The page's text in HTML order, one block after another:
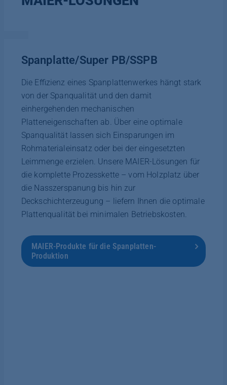
Spanplatte/Super PB/SSPB
Die Effizienz eines Spanplattenwerkes hängt stark
von der Spanqualität und den damit
einhergehenden mechanischen
Platteneigenschaften ab. Über eine optimale
Spanqualität lassen sich Einsparungen im
Rohmaterialeinsatz oder bei der eingesetzten
Leimmenge erzielen. Unsere MAIER-Lösungen für
die komplette Prozesskette – vom Holzplatz über
die Nasszerspanung bis hin zur
Deckschichterzeugung – liefern Ihnen die optimale
Plattenqualität bei minimalen Betriebskosten.
MAIER-Produkte für die Spanplatten-
Produktion